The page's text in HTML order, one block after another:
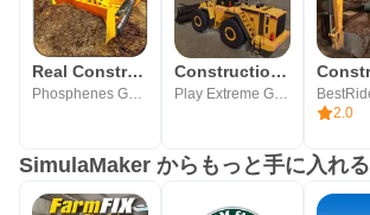
Real Construction Simulator 19
Phosphenes Games
Construction City Simulator
Play Extreme Games
2.0
SimulaMaker からもっと手に入れる